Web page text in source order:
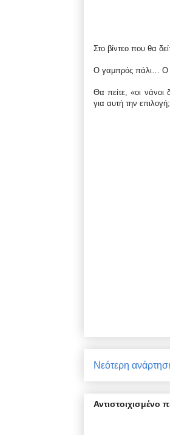
Στο βίντεο που θα
Ο γαμπρός πάλι… Ο
Θα πείτε, «οι
για αυτή την επιλογή;
Νεότερη
Αντιστοιχισμένο